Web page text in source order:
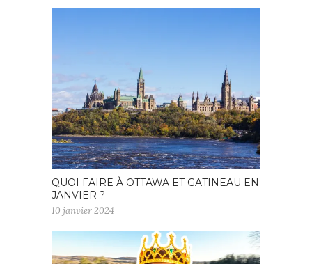
QUOI FAIRE À OTTAWA ET GATINEAU EN
JANVIER ?
10 janvier 2024